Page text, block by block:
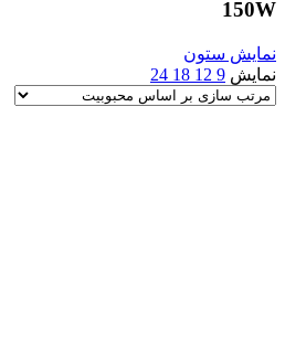
150W
نمایش ستون
نمایش 9
12
18
24